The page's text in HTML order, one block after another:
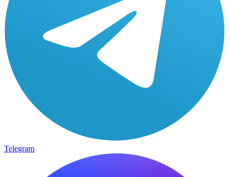
Telegram